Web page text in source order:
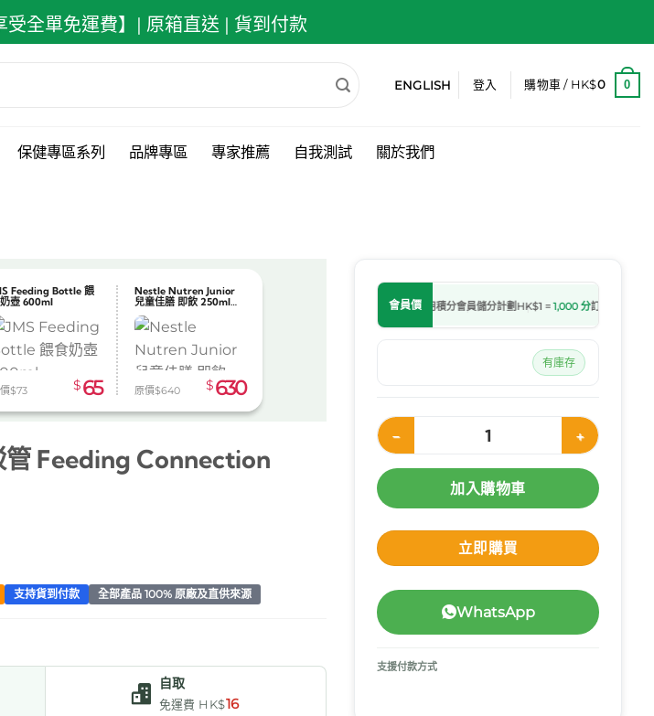
受全單免運費】| 原箱直送 | 貨到付款
ENGLISH 登入 購物車 / HK$0 0
保健專區系列 品牌專區 專家推薦 自我測試 關於我們
Feeding Bottle 餵
壺 600ml
$73 $ 65
Nestle Nutren Junior
兒童佳膳 即飲 250ml
x24
原價$640 $ 630
Feeding Connection
支持貨到付款 全部產品 100% 原廠及直供來源
自取
免運費 HK$16
會員價
會員儲分計劃 HK$1 =1,000 分訂單轉為處理中後自動入分 HK$650可用積分會員儲分計劃HK$1 =1,000 分訂單轉為處理中
有庫存
JMS Q-Lock 餵食接駁管 Feeding
加入購物車
立即購買
WhatsApp
支援付款方式